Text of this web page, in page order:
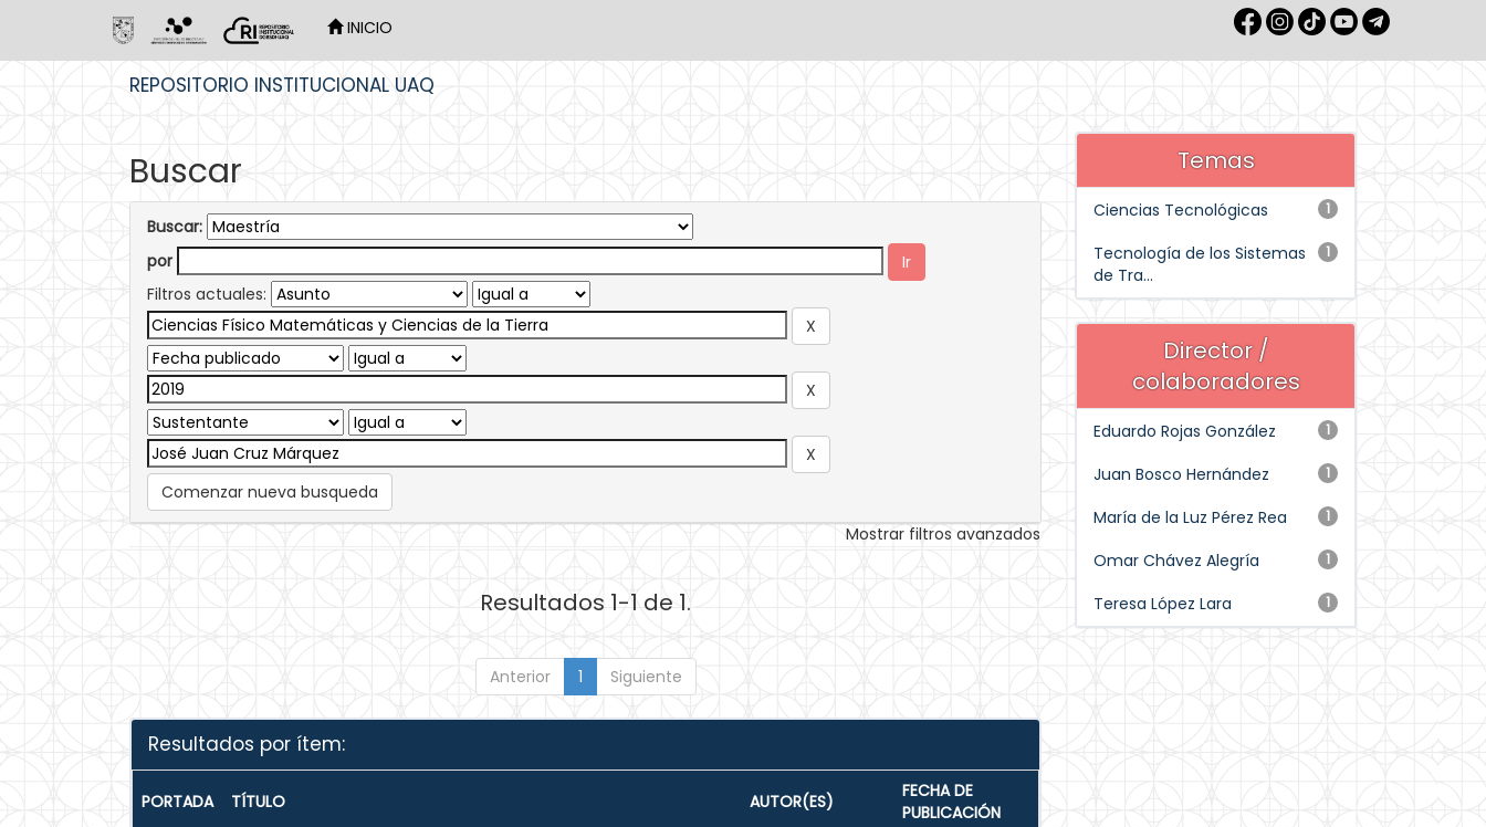
INICIO
REPOSITORIO INSTITUCIONAL UAQ
Buscar
Buscar:
por
Filtros actuales:
Comenzar nueva busqueda
Mostrar filtros avanzados
Resultados 1-1 de 1.
Anterior 1 Siguiente
Resultados por ítem:
PORTADA TÍTULO AUTOR(ES)
FECHA DE
PUBLICACIÓN
Temas
1
Ciencias Tecnológicas
1
Tecnología de los Sistemas
de Tra...
Director /
colaboradores
1
Eduardo Rojas González
1
Juan Bosco Hernández
1
María de la Luz Pérez Rea
1
Omar Chávez Alegría
1
Teresa López Lara